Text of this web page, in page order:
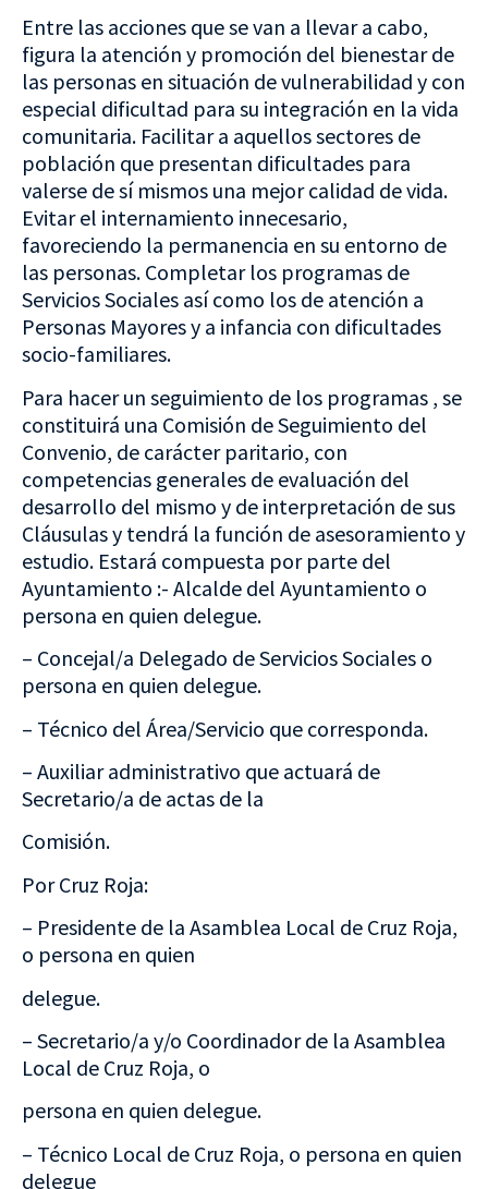
Entre las acciones que se van a llevar a cabo,
figura la atención y promoción del bienestar de
las personas en situación de vulnerabilidad y con
especial dificultad para su integración en la vida
comunitaria. Facilitar a aquellos sectores de
población que presentan dificultades para
valerse de sí mismos una mejor calidad de vida.
Evitar el internamiento innecesario,
favoreciendo la permanencia en su entorno de
las personas. Completar los programas de
Servicios Sociales así como los de atención a
Personas Mayores y a infancia con dificultades
socio-familiares.
Para hacer un seguimiento de los programas , se
constituirá una Comisión de Seguimiento del
Convenio, de carácter paritario, con
competencias generales de evaluación del
desarrollo del mismo y de interpretación de sus
Cláusulas y tendrá la función de asesoramiento y
estudio. Estará compuesta por parte del
Ayuntamiento :- Alcalde del Ayuntamiento o
persona en quien delegue.
– Concejal/a Delegado de Servicios Sociales o
persona en quien delegue.
– Técnico del Área/Servicio que corresponda.
– Auxiliar administrativo que actuará de
Secretario/a de actas de la
Comisión.
Por Cruz Roja:
– Presidente de la Asamblea Local de Cruz Roja,
o persona en quien
delegue.
– Secretario/a y/o Coordinador de la Asamblea
Local de Cruz Roja, o
persona en quien delegue.
– Técnico Local de Cruz Roja, o persona en quien
delegue